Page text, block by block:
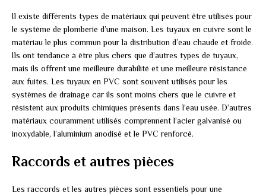
Il existe différents types de matériaux qui peuvent être utilisés pour
le système de plomberie d’une maison. Les tuyaux en cuivre sont le
matériau le plus commun pour la distribution d’eau chaude et froide.
Ils ont tendance à être plus chers que d’autres types de tuyaux,
mais ils offrent une meilleure durabilité et une meilleure résistance
aux fuites. Les tuyaux en PVC sont souvent utilisés pour les
systèmes de drainage car ils sont moins chers que le cuivre et
résistent aux produits chimiques présents dans l’eau usée. D’autres
matériaux couramment utilisés comprennent l’acier galvanisé ou
inoxydable, l’aluminium anodisé et le PVC renforcé.
Raccords et autres pièces
Les raccords et les autres pièces sont essentiels pour une